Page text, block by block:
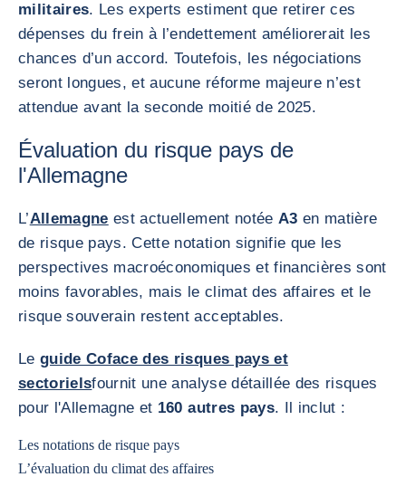
militaires. Les experts estiment que retirer ces
dépenses du frein à l’endettement améliorerait les
chances d’un accord. Toutefois, les négociations
seront longues, et aucune réforme majeure n’est
attendue avant la seconde moitié de 2025.
Évaluation du risque pays de
l'Allemagne
L’Allemagne est actuellement notée A3 en matière
de risque pays. Cette notation signifie que les
perspectives macroéconomiques et financières sont
moins favorables, mais le climat des affaires et le
risque souverain restent acceptables.
Leguide Coface des risques pays et
sectorielsfournit une analyse détaillée des risques
pour l'Allemagne et 160 autres pays. Il inclut :
Les notations de risque pays
L’évaluation du climat des affaires